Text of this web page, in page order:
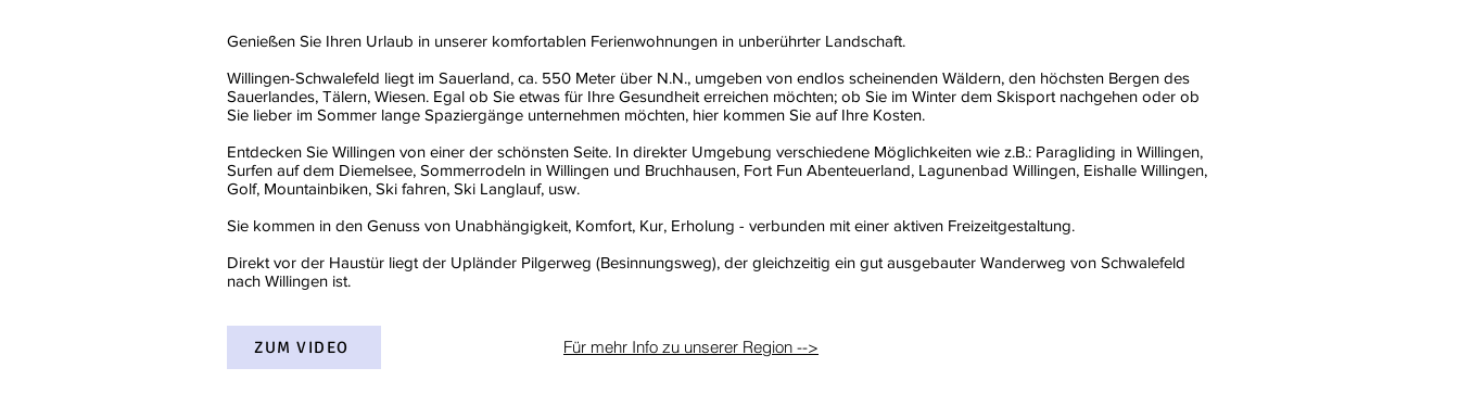
Genießen Sie Ihren Urlaub in unserer komfortablen Ferienwohnungen in unberührter Landschaft.
Willingen-Schwalefeld liegt im Sauerland, ca. 550 Meter über N.N., umgeben von endlos scheinenden Wäldern, den höchsten Bergen des
Sauerlandes, Tälern, Wiesen. Egal ob Sie etwas für Ihre Gesundheit erreichen möchten; ob Sie im Winter dem Skisport nachgehen oder ob
Sie lieber im Sommer lange Spaziergänge unternehmen möchten, hier kommen Sie auf Ihre Kosten.
Entdecken Sie Willingen von einer der schönsten Seite. In direkter Umgebung verschiedene Möglichkeiten wie z.B.: Paragliding in Willingen,
Surfen auf dem Diemelsee, Sommerrodeln in Willingen und Bruchhausen, Fort Fun Abenteuerland, Lagunenbad Willingen, Eishalle Willingen,
Golf, Mountainbiken, Ski fahren, Ski Langlauf, usw.
Sie kommen in den Genuss von Unabhängigkeit, Komfort, Kur, Erholung - verbunden mit einer aktiven Freizeitgestaltung.
Direkt vor der Haustür liegt der Upländer Pilgerweg (Besinnungsweg), der gleichzeitig ein gut ausgebauter Wanderweg von Schwalefeld
nach Willingen ist.
ZUM VIDEO Für mehr Info zu unserer Region -->